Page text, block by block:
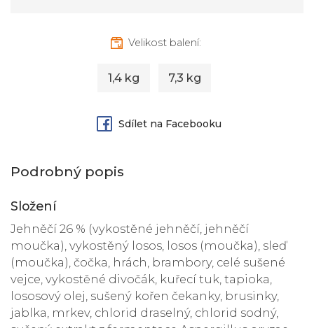
Velikost balení:
1,4 kg 7,3 kg
Sdílet na Facebooku
Podrobný popis
Složení
Jehněčí 26 % (vykostěné jehněčí, jehněčí
moučka), vykostěný losos, losos (moučka), sleď
(moučka), čočka, hrách, brambory, celé sušené
vejce, vykostěné divočák, kuřecí tuk, tapioka,
lososový olej, sušený kořen čekanky, brusinky,
jablka, mrkev, chlorid draselný, chlorid sodný,